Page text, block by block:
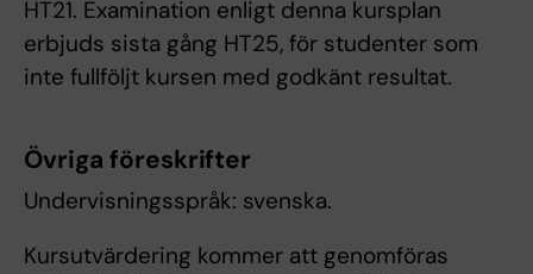
HT21. Examination enligt denna kursplan
erbjuds sista gång HT25, för studenter som
inte fullföljt kursen med godkänt resultat.
Övriga föreskrifter
Undervisningsspråk: svenska.
Kursutvärdering kommer att genomföras